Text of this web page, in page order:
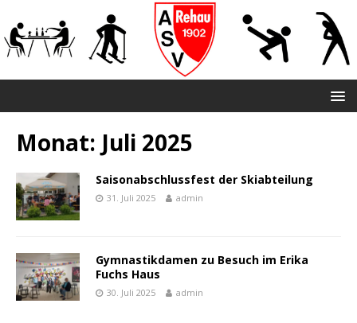
Monat: Juli 2025
Saisonabschlussfest der Skiabteilung
31. Juli 2025 admin
Gymnastikdamen zu Besuch im Erika
Fuchs Haus
30. Juli 2025 admin